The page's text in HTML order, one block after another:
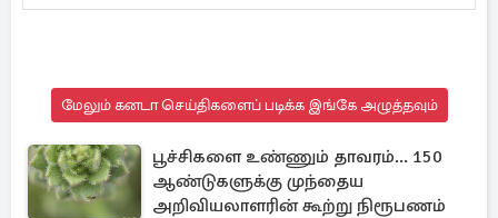
மேலும் கனடா செய்திகளைப் படிக்க இங்கே அழுத்தவும்
பூச்சிகளை உண்ணும் தாவரம்... 150
ஆண்டுகளுக்கு முந்தைய
அறிவியலாளரின் கூற்று நிரூபணம்